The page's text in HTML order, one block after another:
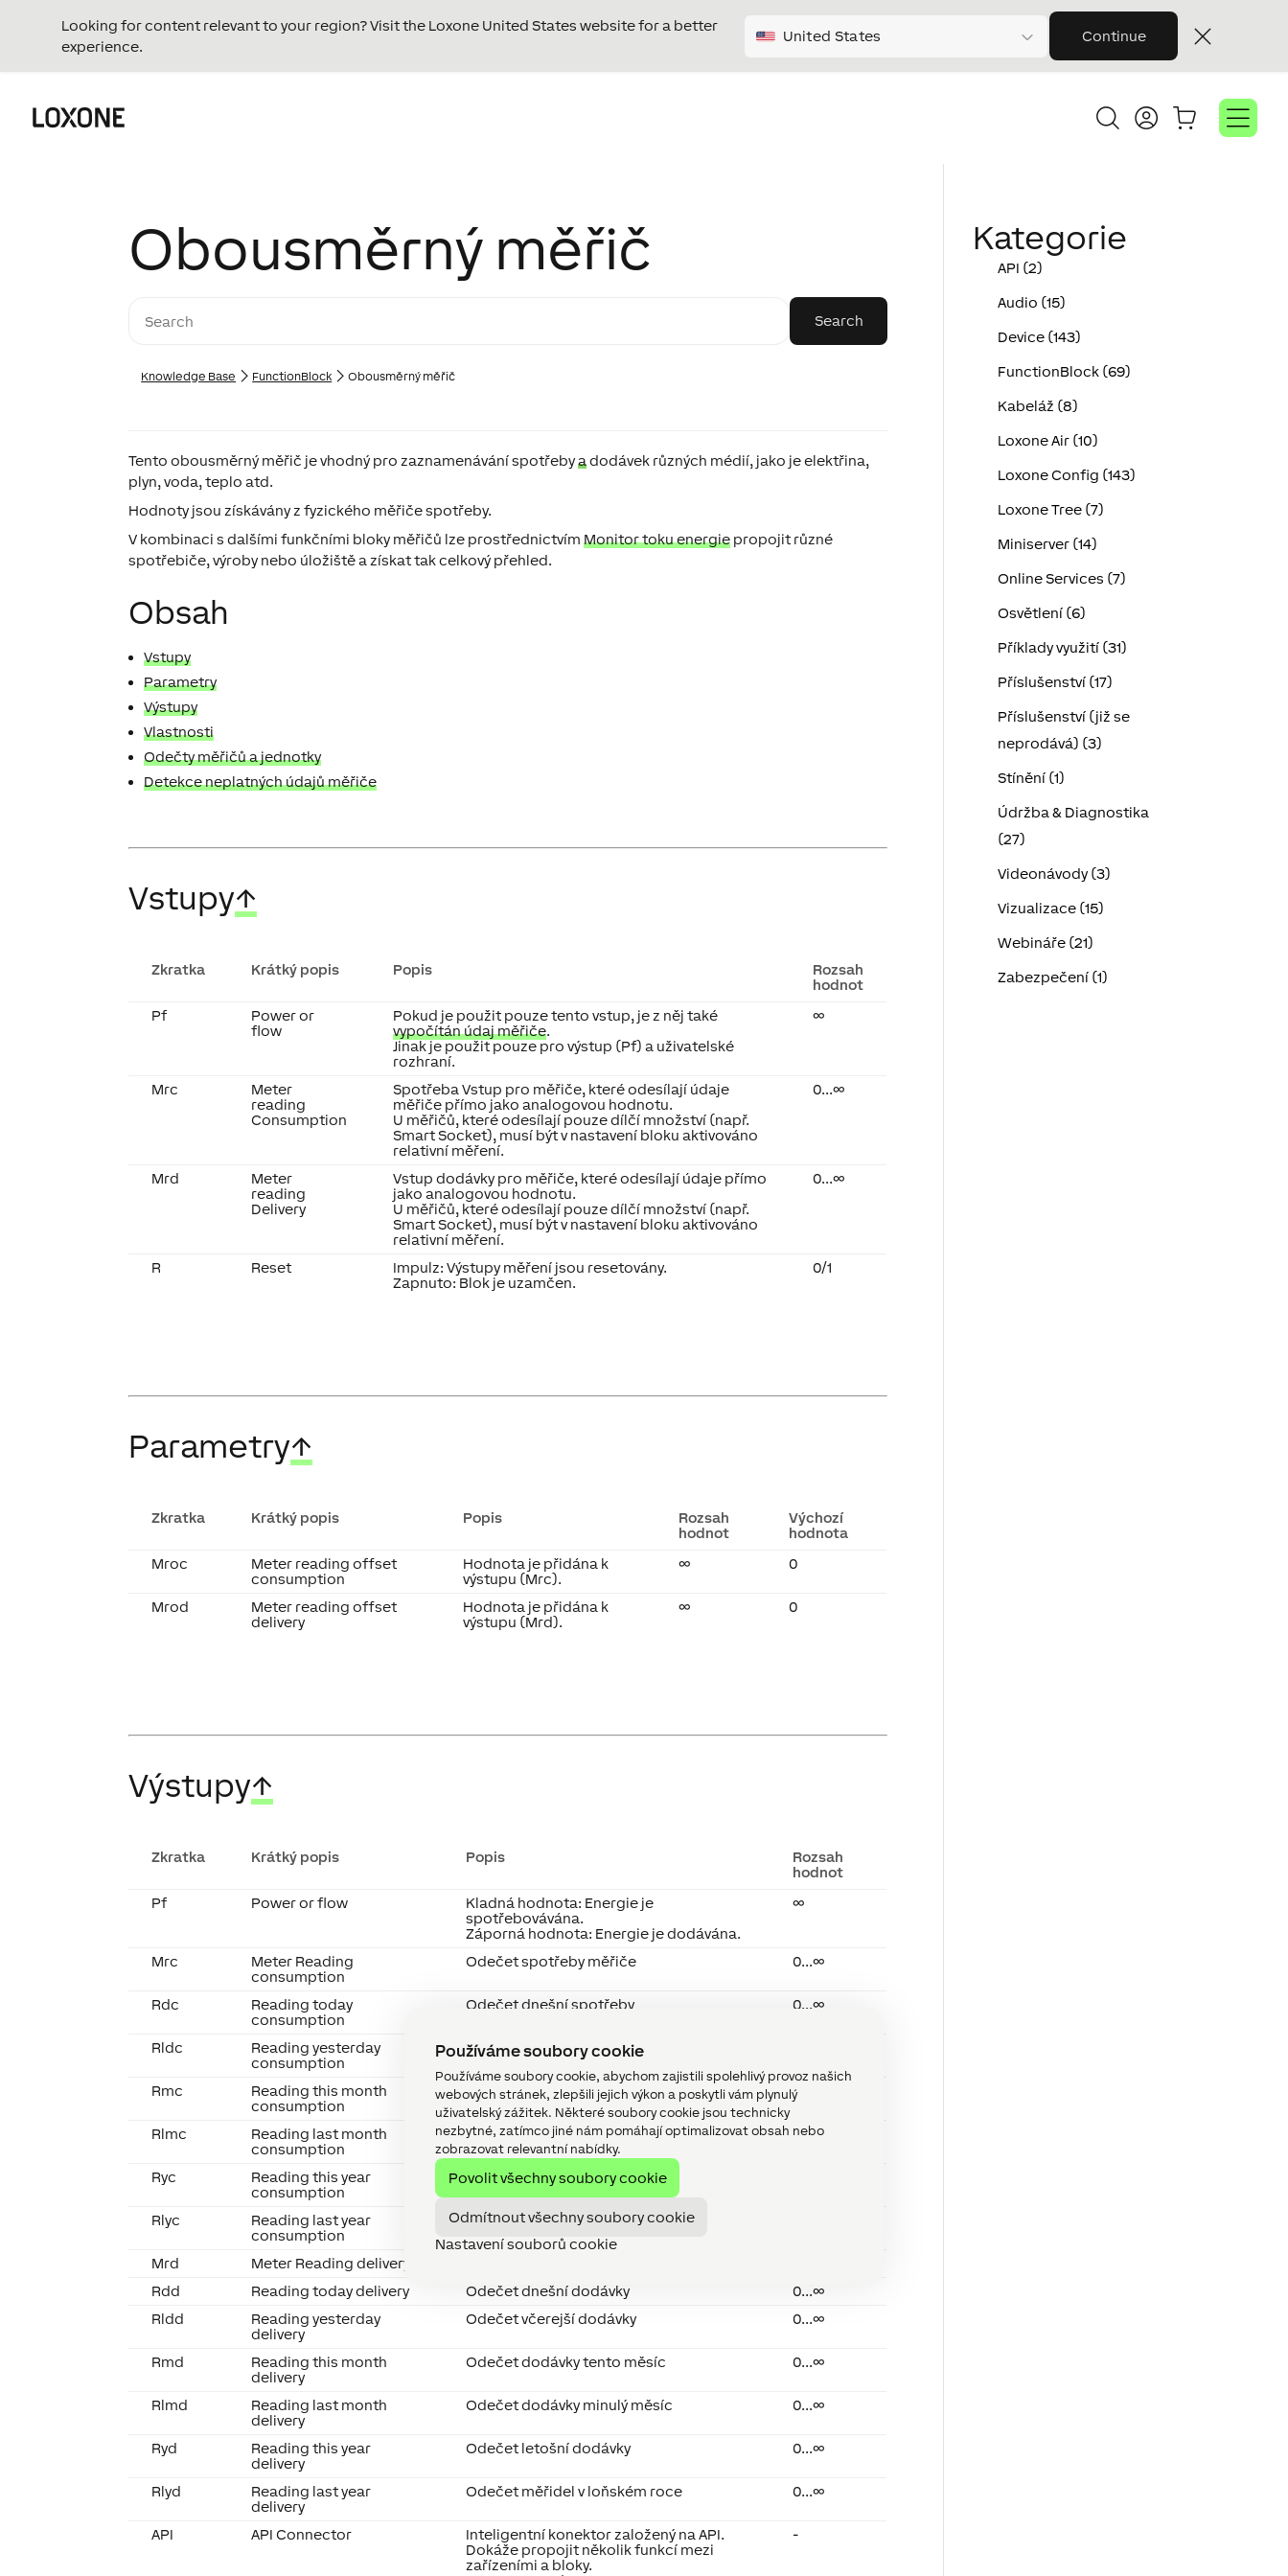
Používáme soubory cookie
Používáme soubory cookie, abychom zajistili spolehlivý provoz našich
webových stránek, zlepšili jejich výkon a poskytli vám plynulý
uživatelský zážitek. Některé soubory cookie jsou technicky
nezbytné, zatímco jiné nám pomáhají optimalizovat obsah nebo
zobrazovat relevantní nabídky.
Povolit všechny soubory cookie
Odmítnout všechny soubory cookie
Nastavení souborů cookie
Looking for content relevant to your region? Visit the Loxone United States website for a better
experience.
United States Continue
Obousměrný měřič
Knowledge Base FunctionBlock Obousměrný měřič
Tento obousměrný měřič je vhodný pro zaznamenávání spotřebyadodávek různých médií, jako je elektřina,
plyn, voda, teplo atd.
Hodnoty jsou získávány z fyzického měřiče spotřeby.
V kombinaci s dalšími funkčními bloky měřičů lze prostřednictvímMonitor toku energie propojit různé
spotřebiče, výroby nebo úložiště a získat tak celkový přehled.
Obsah
Vstupy
Parametry
Výstupy
Vlastnosti
Odečty měřičů a jednotky
Detekce neplatných údajů měřiče
Vstupy↑
Zkratka Krátký popis Popis
Rozsah
hodnot
Pf
Power or
flow
Pokud je použit pouze tento vstup, je z něj také
vypočítán údaj měřiče.
Jinak je použit pouze pro výstup (Pf) a uživatelské
rozhraní.
∞
Mrc
Meter
reading
Consumption
Spotřeba Vstup pro měřiče, které odesílají údaje
měřiče přímo jako analogovou hodnotu.
U měřičů, které odesílají pouze dílčí množství (např.
Smart Socket), musí být v nastavení bloku aktivováno
relativní měření.
0...∞
Mrd
Meter
reading
Delivery
Vstup dodávky pro měřiče, které odesílají údaje přímo
jako analogovou hodnotu.
U měřičů, které odesílají pouze dílčí množství (např.
Smart Socket), musí být v nastavení bloku aktivováno
relativní měření.
0...∞
R Reset
Impulz: Výstupy měření jsou resetovány.
Zapnuto: Blok je uzamčen.
0/1
Parametry↑
Zkratka Krátký popis Popis
Rozsah
hodnot
Výchozí
hodnota
Mroc
Meter reading offset
consumption
Hodnota je přidána k
výstupu (Mrc).
∞ 0
Mrod
Meter reading offset
delivery
Hodnota je přidána k
výstupu (Mrd).
∞ 0
Výstupy↑
Zkratka Krátký popis Popis
Rozsah
hodnot
Pf
Power or flow
Kladná hodnota: Energie je
spotřebovávána.
Záporná hodnota: Energie je dodávána.
∞
Mrc
Meter Reading
consumption
Odečet spotřeby měřiče 0...∞
Rdc
Reading today
consumption
Odečet dnešní spotřeby 0...∞
Rldc
Reading yesterday
consumption
Odečet včerejší spotřeby
Rmc
Reading this month
consumption
Odečet spotřeby tento měsíc 0...∞
Rlmc
Reading last month
consumption
Odečet spotřeby minulý měsíc 0...∞
Ryc
Reading this year
consumption
Odečet spotřeby v letošním roce
Rlyc
Reading last year
consumption
Odečet spotřeby v loňském roce
Mrd Meter Reading delivery
Rdd
Reading today delivery Odečet dnešní dodávky
0...∞
Rldd
Reading yesterday
delivery
Odečet včerejší dodávky 0...∞
Rmd
Reading this month
delivery
Odečet dodávky tento měsíc 0...∞
Rlmd
Reading last month
delivery
Odečet dodávky minulý měsíc 0...∞
Ryd
Reading this year
delivery
Odečet letošní dodávky 0...∞
Rlyd
Reading last year
delivery
Odečet měřidel v loňském roce 0...∞
API API Connector
Inteligentní konektor založený na API.
Dokáže propojit několik funkcí mezi
zařízeními a bloky.
-
Kategorie
API (2)
Audio (15)
Device (143)
FunctionBlock (69)
Kabeláž (8)
Loxone Air (10)
Loxone Config (143)
Loxone Tree (7)
Miniserver (14)
Online Services (7)
Osvětlení (6)
Příklady využití (31)
Příslušenství (17)
Příslušenství (již se
neprodává) (3)
Stínění (1)
Údržba & Diagnostika
(27)
Videonávody (3)
Vizualizace (15)
Webináře (21)
Zabezpečení (1)